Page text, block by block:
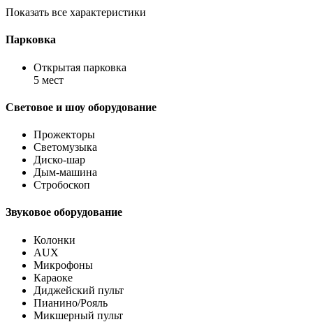
Показать все характеристики
Парковка
Открытая парковка
5 мест
Световое и шоу оборудование
Прожекторы
Светомузыка
Диско-шар
Дым-машина
Стробоскоп
Звуковое оборудование
Колонки
AUX
Микрофоны
Караоке
Диджейский пульт
Пианино/Рояль
Микшерный пульт